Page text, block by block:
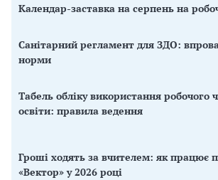
Календар-заставка на серпень на
Санітарний регламент для ЗДО:
норми
Табель обліку використання робочого
освіти: правила ведення
Гроші ходять за вчителем: як працює
«Вектор» у 2026 році